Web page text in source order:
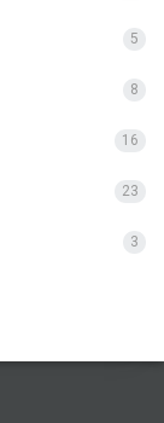
5
8
16
23
3